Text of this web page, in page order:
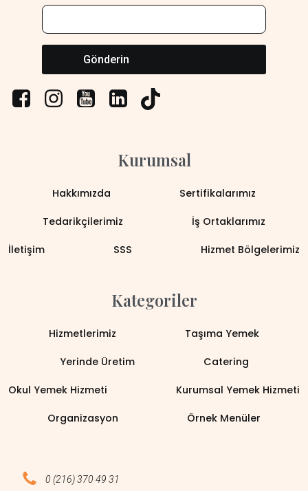
Gönderin
Kurumsal
Hakkımızda Sertifikalarımız
Tedarikçilerimiz İş Ortaklarımız
İletişim SSS Hizmet Bölgelerimiz
Kategoriler
Hizmetlerimiz Taşıma Yemek
Yerinde Üretim Catering
Okul Yemek Hizmeti Kurumsal Yemek Hizmeti
Organizasyon Örnek Menüler
0 (216) 370 49 31